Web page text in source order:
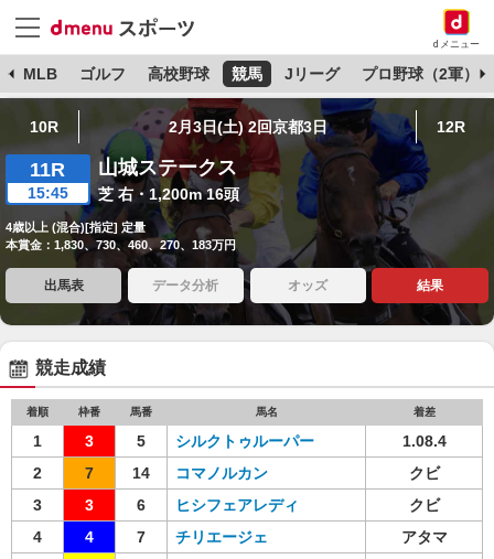
dメニュー
MLB ゴルフ 高校野球 競馬 Jリーグ プロ野球（2軍）
10R 2月3日(土) 2回京都3日 12R
11R
15:45
山城ステークス
芝 右・1,200m 16頭
4歳以上 (混合)[指定] 定量
本賞金：1,830、730、460、270、183万円
出馬表 データ分析 オッズ 結果
競走成績
着順 枠番 馬番 馬名 着差
1 3 5 シルクトゥルーパー
1.08.4
2
7 14 コマノルカン
クビ
3
3 6 ヒシフェアレディ
クビ
4
4 7 チリエージェ
アタマ